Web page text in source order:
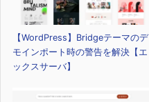
【WordPress】Bridgeテーマのデ
モインポート時の警告を解決【エ
ックスサーバ】